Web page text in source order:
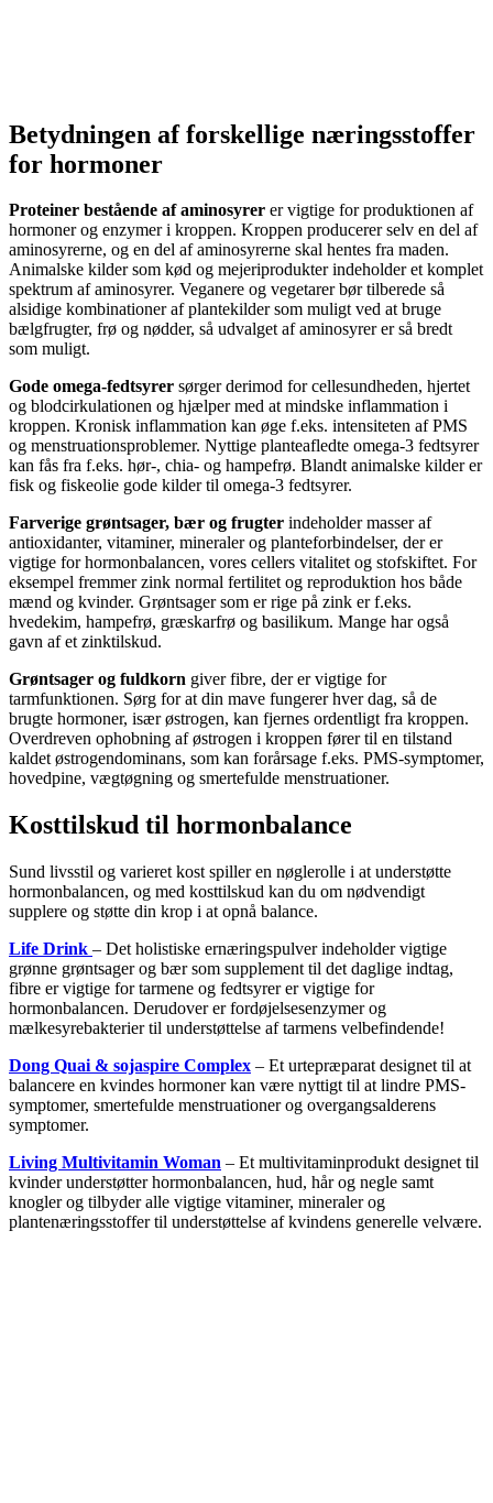
Betydningen af ​​forskellige næringsstoffer
for hormoner
Proteiner bestående af aminosyrer er vigtige for produktionen af ​​
hormoner og enzymer i kroppen. Kroppen producerer selv en del af
aminosyrerne, og en del af aminosyrerne skal hentes fra maden.
Animalske kilder som kød og mejeriprodukter indeholder et komplet
spektrum af aminosyrer. Veganere og vegetarer bør tilberede så
alsidige kombinationer af plantekilder som muligt ved at bruge
bælgfrugter, frø og nødder, så udvalget af aminosyrer er så bredt
som muligt.
Gode ​​omega-fedtsyrer sørger derimod for cellesundheden, hjertet
og blodcirkulationen og hjælper med at mindske inflammation i
kroppen. Kronisk inflammation kan øge f.eks. intensiteten af ​​PMS
og menstruationsproblemer. Nyttige planteafledte omega-3 fedtsyrer
kan fås fra f.eks. hør-, chia- og hampefrø. Blandt animalske kilder er
fisk og fiskeolie gode kilder til omega-3 fedtsyrer.
Farverige grøntsager, bær og frugter indeholder masser af
antioxidanter, vitaminer, mineraler og planteforbindelser, der er
vigtige for hormonbalancen, vores cellers vitalitet og stofskiftet. For
eksempel fremmer zink normal fertilitet og reproduktion hos både
mænd og kvinder. Grøntsager som er rige på zink er f.eks.
hvedekim, hampefrø, græskarfrø og basilikum. Mange har også
gavn af et zinktilskud.
Grøntsager og fuldkorn giver fibre, der er vigtige for
tarmfunktionen. Sørg for at din mave fungerer hver dag, så de
brugte hormoner, især østrogen, kan fjernes ordentligt fra kroppen.
Overdreven ophobning af østrogen i kroppen fører til en tilstand
kaldet østrogendominans, som kan forårsage f.eks. PMS-symptomer,
hovedpine, vægtøgning og smertefulde menstruationer.
Kosttilskud til hormonbalance
Sund livsstil og varieret kost spiller en nøglerolle i at understøtte
hormonbalancen, og med kosttilskud kan du om nødvendigt
supplere og støtte din krop i at opnå balance.
Life Drink – Det holistiske ernæringspulver indeholder vigtige
grønne grøntsager og bær som supplement til det daglige indtag,
fibre er vigtige for tarmene og fedtsyrer er vigtige for
hormonbalancen. Derudover er fordøjelsesenzymer og
mælkesyrebakterier til understøttelse af tarmens velbefindende!
Dong Quai & sojaspire Complex – Et urtepræparat designet til at
balancere en kvindes hormoner kan være nyttigt til at lindre PMS-
symptomer, smertefulde menstruationer og overgangsalderens
symptomer.
Living Multivitamin Woman – Et multivitaminprodukt designet til
kvinder understøtter hormonbalancen, hud, hår og negle samt
knogler og tilbyder alle vigtige vitaminer, mineraler og
plantenæringsstoffer til understøttelse af kvindens generelle velvære.